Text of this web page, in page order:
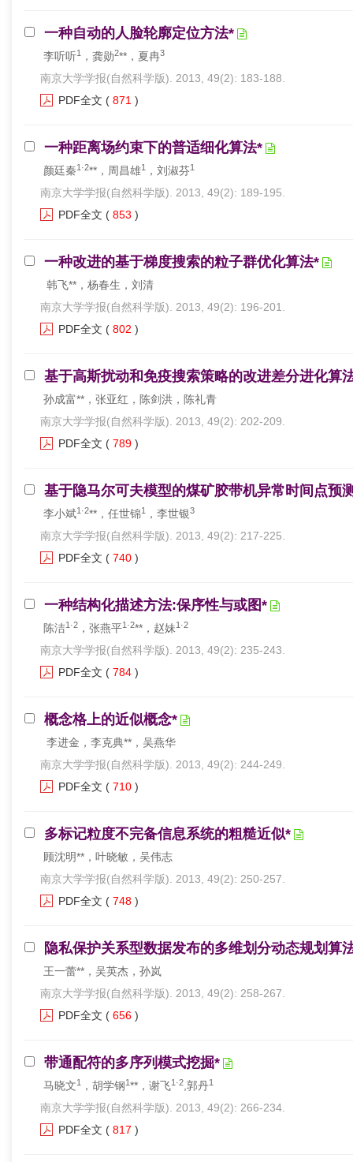
一种自动的人脸轮廓定位方法*
李听听1 ，龚勋2**，夏冉3
南京大学学报(自然科学版). 2013, 49(2): 183-188.
PDF全文 ( 871 )
一种距离场约束下的普适细化算法*
颜廷秦1·2**，周昌雄1 ，刘淑芬1
南京大学学报(自然科学版). 2013, 49(2): 189-195.
PDF全文 ( 853 )
一种改进的基于梯度搜索的粒子群优化算法*
韩飞**，杨春生，刘清
南京大学学报(自然科学版). 2013, 49(2): 196-201.
PDF全文 ( 802 )
基于高斯扰动和免疫搜索策略的改进差分进化算
孙成富**，张亚红，陈剑洪，陈礼青
南京大学学报(自然科学版). 2013, 49(2): 202-209.
PDF全文 ( 789 )
基于隐马尔可夫模型的煤矿胶带机异常时间点预
李小斌1·2**，任世锦1 ，李世银3
南京大学学报(自然科学版). 2013, 49(2): 217-225.
PDF全文 ( 740 )
一种结构化描述方法:保序性与或图*
陈洁1·2 ，张燕平1·2**，赵妹1·2
南京大学学报(自然科学版). 2013, 49(2): 235-243.
PDF全文 ( 784 )
概念格上的近似概念*
李进金，李克典**，吴燕华
南京大学学报(自然科学版). 2013, 49(2): 244-249.
PDF全文 ( 710 )
多标记粒度不完备信息系统的粗糙近似*
顾沈明**，叶晓敏，吴伟志
南京大学学报(自然科学版). 2013, 49(2): 250-257.
PDF全文 ( 748 )
隐私保护关系型数据发布的多维划分动态规划算
王一蕾**，吴英杰，孙岚
南京大学学报(自然科学版). 2013, 49(2): 258-267.
PDF全文 ( 656 )
带通配符的多序列模式挖掘*
马晓文1 ，胡学钢1**，谢飞1·2 ,郭丹1
南京大学学报(自然科学版). 2013, 49(2): 266-234.
PDF全文 ( 817 )